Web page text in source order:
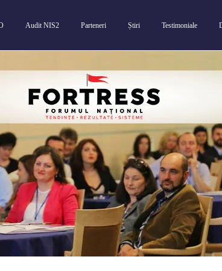
Audit NIS2 Parteneri Știri Testimoniale